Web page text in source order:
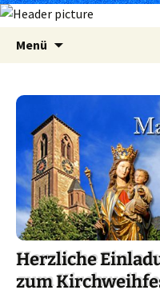
Menü
Herzliche
zum